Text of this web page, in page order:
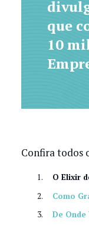
que
10
Confira todos
O Elixir
Como
De Onde